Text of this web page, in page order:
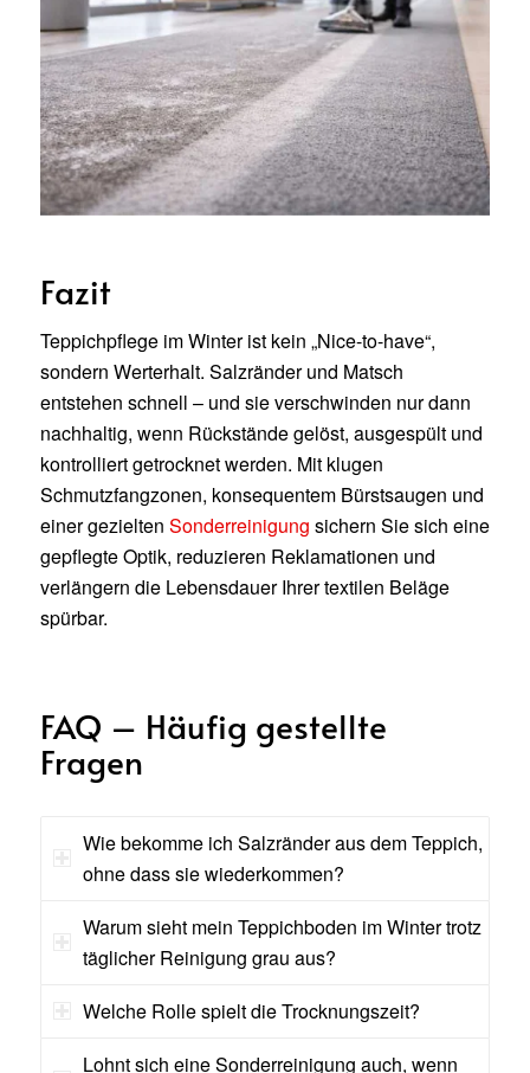
Fazit
Teppichpflege im Winter ist kein „Nice-to-have“,
sondern Werterhalt. Salzränder und Matsch
entstehen schnell – und sie verschwinden nur dann
nachhaltig, wenn Rückstände gelöst, ausgespült und
kontrolliert getrocknet werden. Mit klugen
Schmutzfangzonen, konsequentem Bürstsaugen und
einer gezielten Sonderreinigung sichern Sie sich eine
gepflegte Optik, reduzieren Reklamationen und
verlängern die Lebensdauer Ihrer textilen Beläge
spürbar.
FAQ – Häufig gestellte
Fragen
Wie bekomme ich Salzränder aus dem Teppich,
ohne dass sie wiederkommen?
Warum sieht mein Teppichboden im Winter trotz
täglicher Reinigung grau aus?
Welche Rolle spielt die Trocknungszeit?
Lohnt sich eine Sonderreinigung auch, wenn